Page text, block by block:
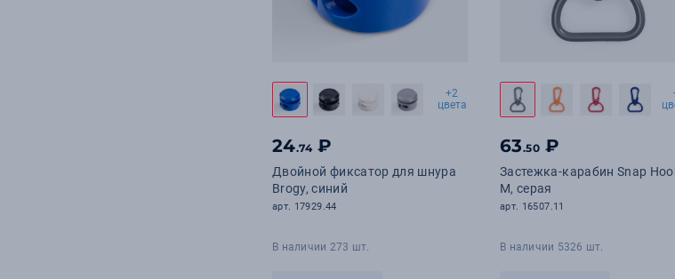
+2
цвета
24.74₽
Двойной фиксатор для шнура
Brogy, синий
арт. 17929.44
В наличии 273 шт.
63.50 ₽
Застежка-карабин Snap
M, серая
арт. 16507.11
В наличии 5326 шт.